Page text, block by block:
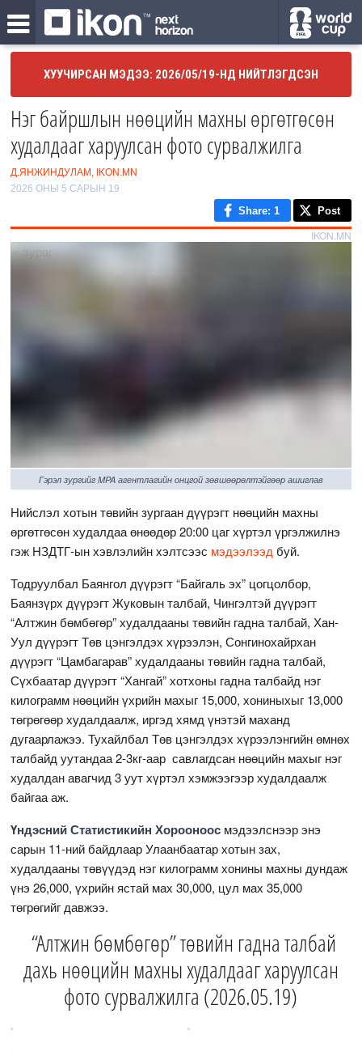
ХУУЧИРСАН МЭДЭЭ: 2026/05/19-НД НИЙТЛЭГДСЭН
Нэг байршлын нөөцийн махны өргөтгөсөн
худалдааг харуулсан фото сурвалжилга
Д.ЯНЖИНДУЛАМ, IKON.MN
2026 ОНЫ 5 САРЫН 19
Share: 1 Post
IKON.MN
Гэрэл зургийг MPA агентлагийн онцгой зөвшөөрөлтэйгөөр ашиглав
Нийслэл хотын төвийн зургаан дүүрэгт нөөцийн махны
өргөтгөсөн худалдаа өнөөдөр 20:00 цаг хүртэл үргэлжилнэ
гэж НЗДТГ-ын хэвлэлийн хэлтсээс мэдээлээд буй.
Тодруулбал Баянгол дүүрэгт “Байгаль эх” цогцолбор,
Баянзүрх дүүрэгт Жуковын талбай, Чингэлтэй дүүрэгт
“Алтжин бөмбөгөр” худалдааны төвийн гадна талбай, Хан-
Уул дүүрэгт Төв цэнгэлдэх хүрээлэн, Сонгинохайрхан
дүүрэгт “Цамбагарав” худалдааны төвийн гадна талбай,
Сүхбаатар дүүрэгт “Хангай” хотхоны гадна талбайд нэг
килограмм нөөцийн үхрийн махыг 15,000, хониныхыг 13,000
төгрөгөөр худалдаалж, иргэд хямд үнэтэй маханд
дугаарлажээ. Тухайлбал Төв цэнгэлдэх хүрээлэнгийн өмнөх
талбайд уутандаа 2-3кг-аар савлагдсан нөөцийн махыг нэг
худалдан авагчид 3 уут хүртэл хэмжээгээр худалдаалж
байгаа аж.
Үндэсний Статистикийн Хорооноос мэдээлснээр энэ
сарын 11-ний байдлаар Улаанбаатар хотын зах,
худалдааны төвүүдэд нэг килограмм хонины махны дундаж
үнэ 26,000, үхрийн ястай мах 30,000, цул мах 35,000
төгрөгийг давжээ.
“Алтжин бөмбөгөр” төвийн гадна талбай
дахь нөөцийн махны худалдааг харуулсан
фото сурвалжилга (2026.05.19)